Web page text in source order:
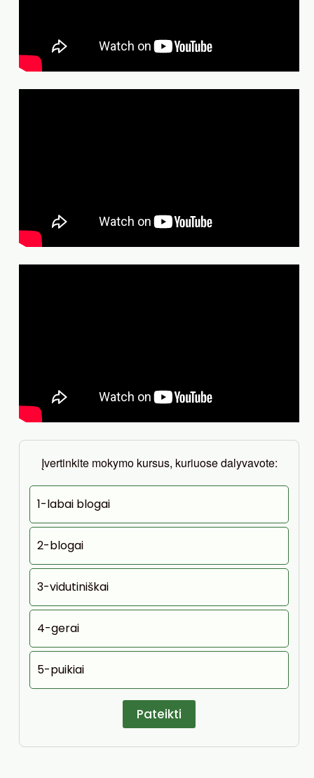
Įvertinkite mokymo kursus, kuriuose dalyvavote:
1-labai blogai
2-blogai
3-vidutiniškai
4-gerai
5-puikiai